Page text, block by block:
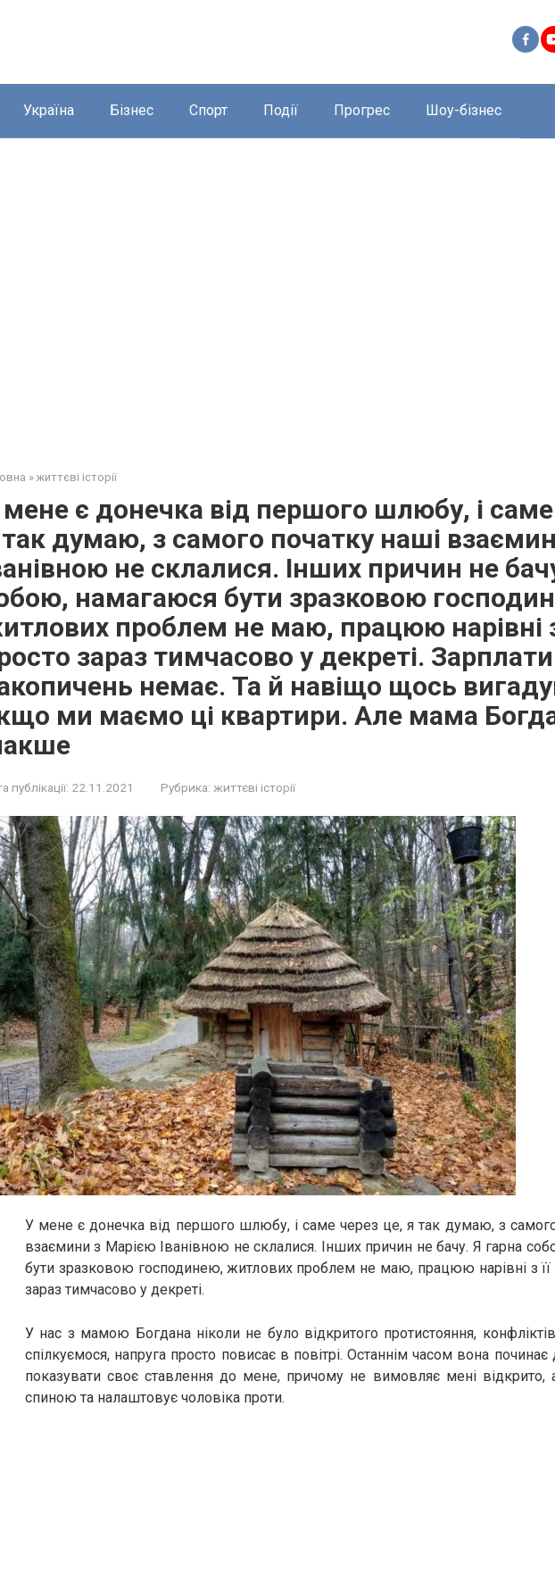
Україна Бізнес Спорт Події Прогрес Шоу-бізнес
» життєві історії
є донечка від першого шлюбу, і саме
думаю, з самого початку наші
не склалися. Інших причин не
намагаюся бути зразковою
проблем не маю, працюю нарівні
зараз тимчасово у декреті.
немає. Та й навіщо щось
ми маємо ці квартири. Але мама
публікації: 22.11.2021 Рубрика: життєві історії
У мене є донечка від першого шлюбу, і саме через це, я так думаю, з
взаємини з Марією Іванівною не склалися. Інших причин не бачу. Я гарна
бути зразковою господинею, житлових проблем не маю, працюю нарівні з її
зараз тимчасово у декреті.
У нас з мамою Богдана ніколи не було відкритого протистояння,
спілкуємося, напруга просто повисає в повітрі. Останнім часом вона починає
показувати своє ставлення до мене, причому не вимовляє мені відкрито,
спиною та налаштовує чоловіка проти.